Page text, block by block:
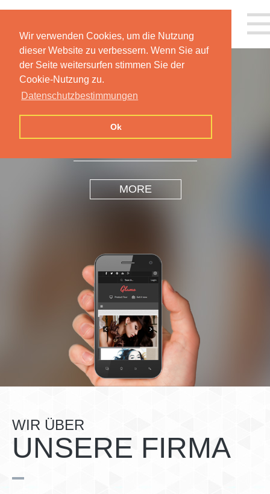
Wir verwenden Cookies, um die Nutzung
dieser Website zu verbessern. Wenn Sie auf
der Seite weitersurfen stimmen Sie der
Cookie-Nutzung zu.
Datenschutzbestimmungen
Ok
INSPIRATION
DESIGN
MORE
WIR ÜBER
UNSERE FIRMA